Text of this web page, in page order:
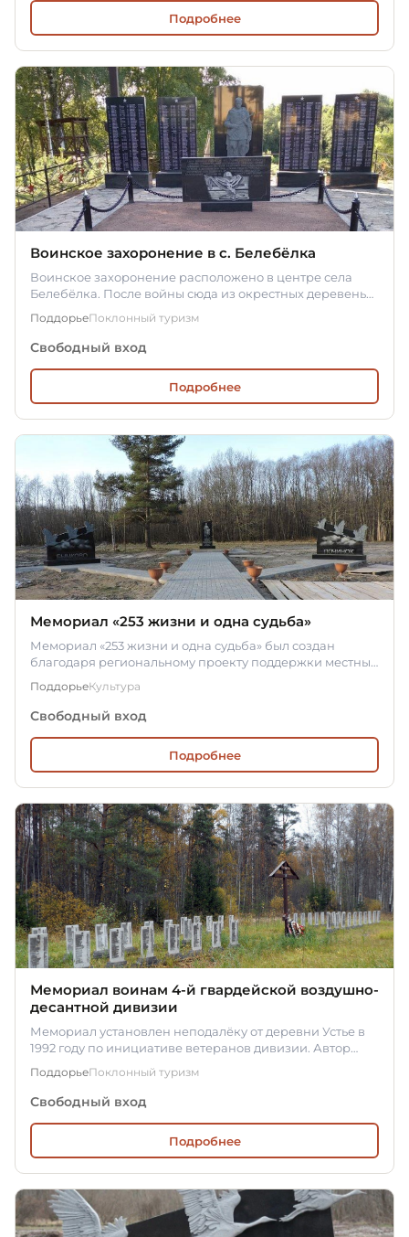
Подробнее
Воинское захоронение в c. Белебёлка
Воинское захоронение расположено в центре села
Белебёлка. После войны сюда из окрестных деревень
ПоддорьеПоклонный туризм
Свободный вход
Подробнее
Мемориал «253 жизни и одна судьба»
Мемориал «253 жизни и одна судьба» был создан
благодаря региональному проекту поддержки местных
ПоддорьеКультура
Свободный вход
Подробнее
Мемориал воинам 4-й гвардейской воздушно-
десантной дивизии
Мемориал установлен неподалёку от деревни Устье в
1992 году по инициативе ветеранов дивизии. Автор
ПоддорьеПоклонный туризм
Свободный вход
Подробнее